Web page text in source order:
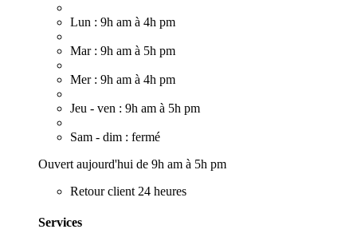
Lun : 9h am à 4h pm
Mar : 9h am à 5h pm
Mer : 9h am à 4h pm
Jeu - ven : 9h am à 5h pm
Sam - dim : fermé
Ouvert aujourd'hui de 9h am à 5h pm
Retour client 24 heures
Services